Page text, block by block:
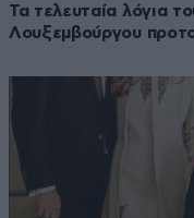
Τα τελευταία λόγια
Λουξεμβούργου